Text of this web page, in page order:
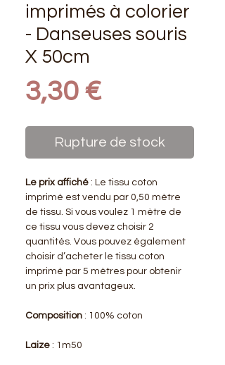
imprimés à colorier
- Danseuses souris
X 50cm
3,30 €Prix
Rupture de stock
Le prix affiché : Le tissu coton
imprimé est vendu par 0,50 mètre
de tissu. Si vous voulez 1 mètre de
ce tissu vous devez choisir 2
quantités. Vous pouvez également
choisir d’acheter le tissu coton
imprimé par 5 mètres pour obtenir
un prix plus avantageux.
Composition : 100% coton
Laize : 1m50